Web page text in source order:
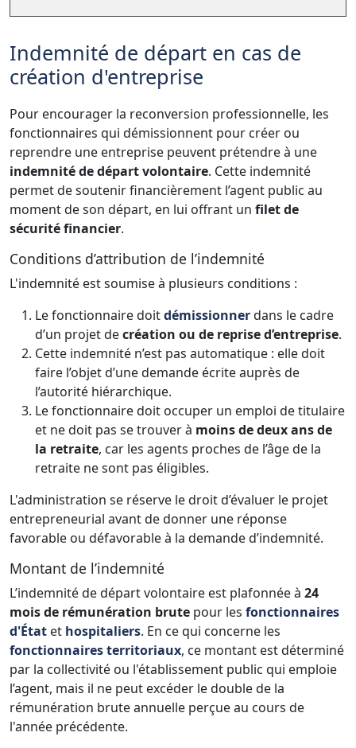
Indemnité de départ en cas de
création d'entreprise
Pour encourager la reconversion professionnelle, les
fonctionnaires qui démissionnent pour créer ou
reprendre une entreprise peuvent prétendre à une
indemnité de départ volontaire. Cette indemnité
permet de soutenir financièrement l’agent public au
moment de son départ, en lui offrant un filet de
sécurité financier.
Conditions d’attribution de l’indemnité
L'indemnité est soumise à plusieurs conditions :
Le fonctionnaire doitdémissionnerdans le cadre
d’un projet decréation ou de reprise d’entreprise.
Cette indemnité n’est pas automatique : elle doit
faire l’objet d’une demande écrite auprès de
l’autorité hiérarchique.
Le fonctionnaire doit occuper un emploi de titulaire
et ne doit pas se trouver à moins de deux ans de
la retraite, car les agents proches de l’âge de la
retraite ne sont pas éligibles.
L'administration se réserve le droit d’évaluer le projet
entrepreneurial avant de donner une réponse
favorable ou défavorable à la demande d’indemnité.
Montant de l’indemnité
L’indemnité de départ volontaire est plafonnée à 24
mois de rémunération brute pour les fonctionnaires
d'État et hospitaliers. En ce qui concerne les
fonctionnaires territoriaux, ce montant est déterminé
par la collectivité ou l'établissement public qui emploie
l’agent, mais il ne peut excéder le double de la
rémunération brute annuelle perçue au cours de
l'année précédente.